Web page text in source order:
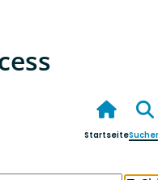
Startseite